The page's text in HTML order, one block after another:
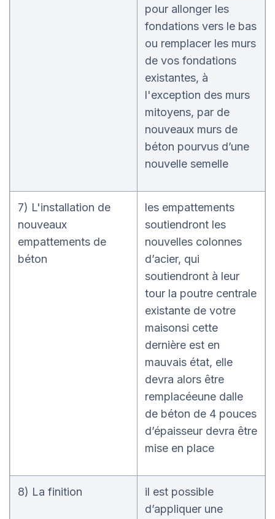
pour allonger les
fondations vers le bas
ou remplacer les murs
de vos fondations
existantes, à
l'exception des murs
mitoyens, par de
nouveaux murs de
béton pourvus d’une
nouvelle semelle
7) L'installation de
nouveaux
empattements de
béton
les empattements
soutiendront les
nouvelles colonnes
d’acier, qui
soutiendront à leur
tour la poutre centrale
existante de votre
maisonsi cette
dernière est en
mauvais état, elle
devra alors être
remplacéeune dalle
de béton de 4 pouces
d’épaisseur devra être
mise en place
8) La finition
il est possible
d’appliquer une